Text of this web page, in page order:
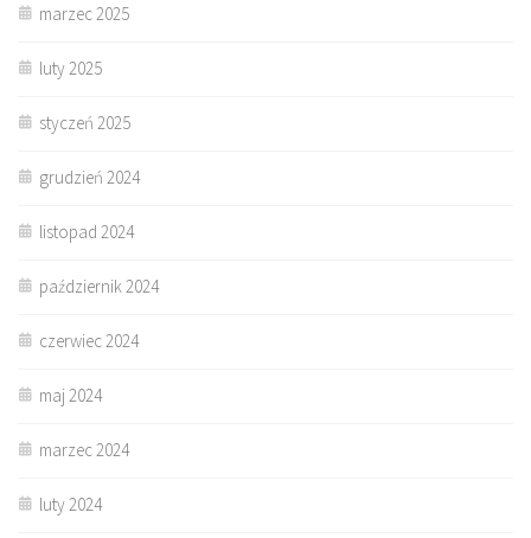
marzec 2025
luty 2025
styczeń 2025
grudzień 2024
listopad 2024
październik 2024
czerwiec 2024
maj 2024
marzec 2024
luty 2024